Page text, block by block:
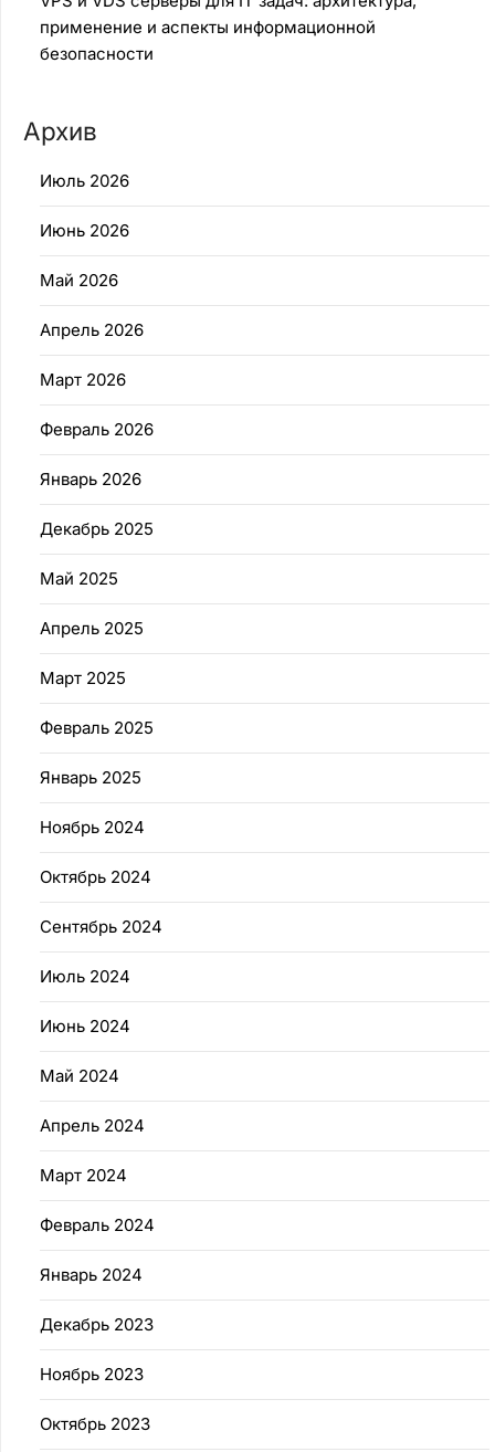
применение и аспекты информационной
безопасности
Архив
Июль 2026
Июнь 2026
Май 2026
Апрель 2026
Март 2026
Февраль 2026
Январь 2026
Декабрь 2025
Май 2025
Апрель 2025
Март 2025
Февраль 2025
Январь 2025
Ноябрь 2024
Октябрь 2024
Сентябрь 2024
Июль 2024
Июнь 2024
Май 2024
Апрель 2024
Март 2024
Февраль 2024
Январь 2024
Декабрь 2023
Ноябрь 2023
Октябрь 2023